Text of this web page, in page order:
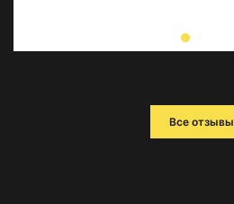
Все отзывы